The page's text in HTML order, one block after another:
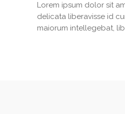
Lorem ipsum dolor sit
delicata liberavisse id
maiorum intellegebat,